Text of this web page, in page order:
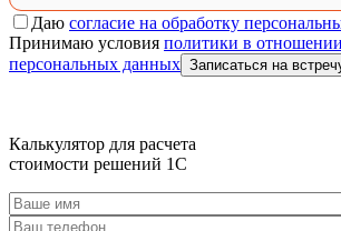
Даю согласие на обработку
Принимаю условия политики в
персональных данных Записаться на
Калькулятор для расчета
стоимости решений 1C